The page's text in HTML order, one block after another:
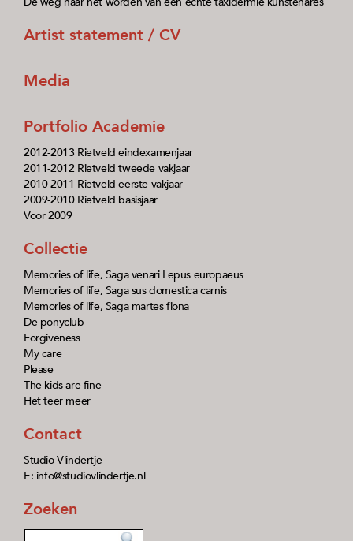
Artist statement / CV
Media
Portfolio Academie
2012-2013 Rietveld eindexamenjaar
2011-2012 Rietveld tweede vakjaar
2010-2011 Rietveld eerste vakjaar
2009-2010 Rietveld basisjaar
Voor 2009
Collectie
Memories of life, Saga venari Lepus europaeus
Memories of life, Saga sus domestica carnis
Memories of life, Saga martes fiona
De ponyclub
Forgiveness
My care
Please
The kids are fine
Het teer meer
Contact
Studio Vlindertje
E: info@studiovlindertje.nl
Zoeken